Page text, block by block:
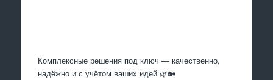
Комплексные решения под ключ — качественно,
надёжно и с учётом ваших идей 🌿🏡